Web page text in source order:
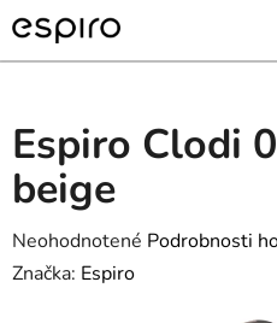
Prejsť
na
obsah
Espiro Clodi
beige
Priemerné
hodnotenie
Neohodnotené Podrobnosti
Značka: Espiro